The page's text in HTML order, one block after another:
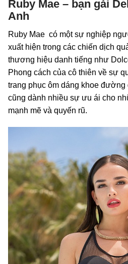
Ruby Mae – bạn gái
Anh
Ruby Mae có một sự nghiệp
xuất hiện trong các chiến dịch
thương hiệu danh tiếng như
Phong cách của cô thiên về sự
trang phục ôm dáng khoe
cũng dành nhiều sự ưu ái cho
mạnh mẽ và quyến rũ.